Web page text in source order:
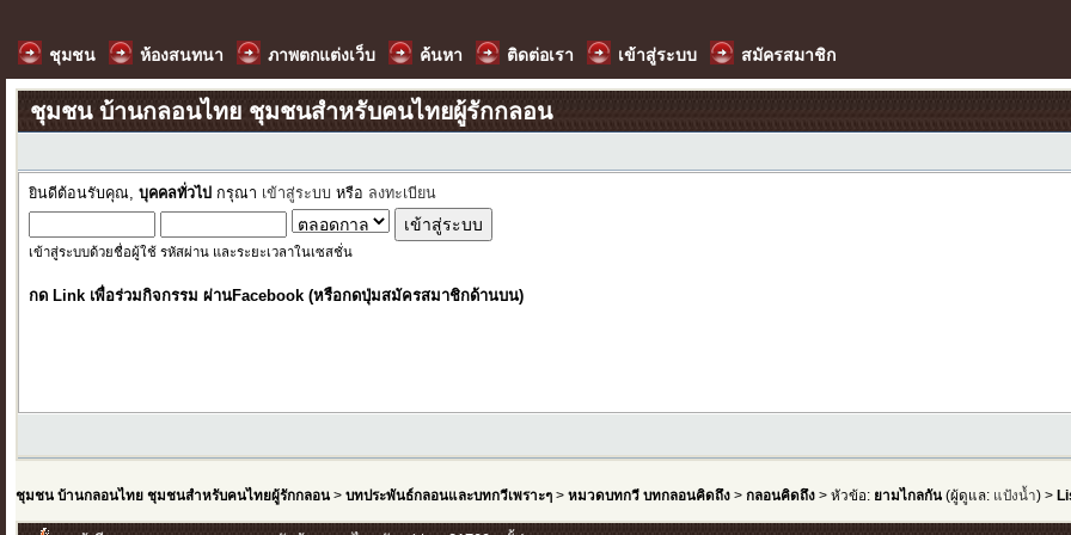
ชุมชน ห้องสนทนา ภาพตกแต่งเว็บ ค้นหา ติดต่อเรา เข้าสู่ระบบ สมัครสมาชิก
ชุมชน บ้านกลอนไทย ชุมชนสำหรับคนไทยผู้รักกลอน
ยินดีต้อนรับคุณ,บุคคลทั่วไป กรุณา เข้าสู่ระบบ หรือ ลงทะเบียน
เข้าสู่ระบบด้วยชื่อผู้ใช้ รหัสผ่าน และระยะเวลาในเซสชั่น
กด Link เพื่อร่วมกิจกรรม ผ่านFacebook (หรือกดปุ่มสมัครสมาชิกด้านบน)
ชุมชน บ้านกลอนไทย ชุมชนสำหรับคนไทยผู้รักกลอน >บทประพันธ์กลอนและบทกวีเพราะๆ >หมวดบทกวี บทกลอนคิดถึง >กลอนคิดถึง > หัวข้อ: ยามไกลกัน (ผู้ดูแล: แป้งน้ำ) >